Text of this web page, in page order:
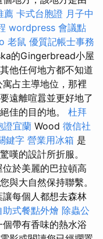
薦 卡式台胞證 月子中
wordpress 會議點
老鼠 優質記帳士事務
的Gingerbread小屋
他任何地方都不知道
占主導地位，那裡
遠離喧囂並更好地了
佳的目的地。 杜拜
證宜蘭 Wood 徵信社
鍵字 營業用冰箱 是
嘆的設計所折服。
於美麗的巴拉頓高
與大自然保持聯繫。
讓每個人都想去森林
助式餐點外燴 除蟲公
帶有香味的熱水浴